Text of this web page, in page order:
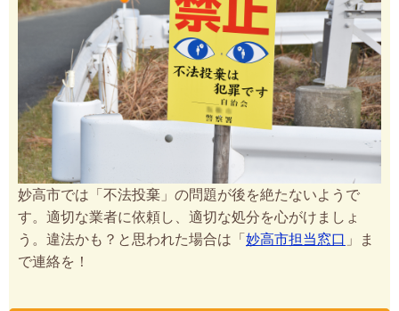
妙高市では「不法投棄」の問題が後を絶たないようで
す。適切な業者に依頼し、適切な処分を心がけましょ
う。違法かも？と思われた場合は「 妙高市担当窓口 」ま
で連絡を！